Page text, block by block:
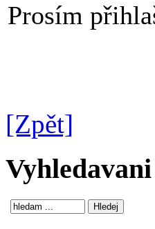
Prosím
[Zpět]
Vyhledavani